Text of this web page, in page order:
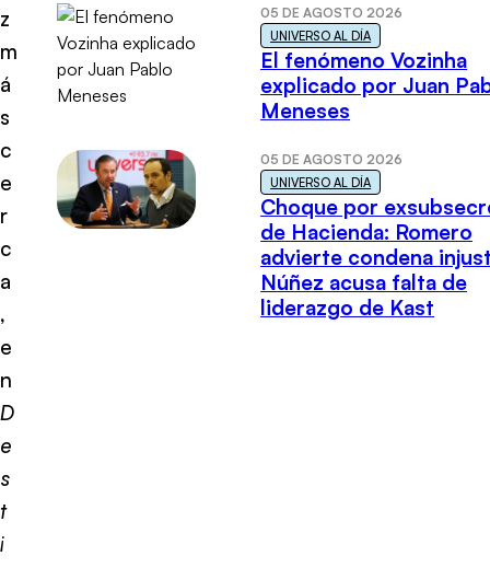
z
m
á
s
c
e
r
c
a
,
e
n
D
e
s
t
i
05 DE AGOSTO 2026
UNIVERSO AL DÍA
El fenómeno Vozinha
explicado por Juan
Meneses
05 DE AGOSTO 2026
UNIVERSO AL DÍA
Choque por
de Hacienda: Romero
advierte condena
Núñez acusa falta de
liderazgo de Kast